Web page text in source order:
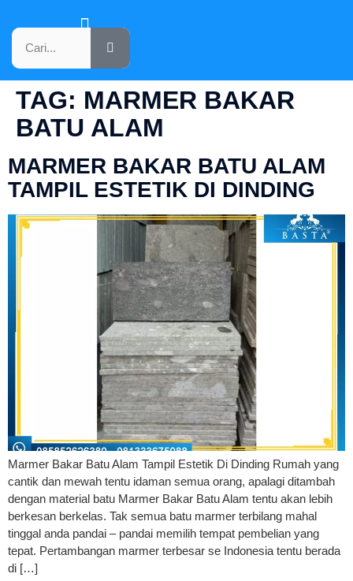
TAG: MARMER BAKAR
BATU ALAM
MARMER BAKAR BATU ALAM
TAMPIL ESTETIK DI DINDING
Marmer Bakar Batu Alam Tampil Estetik Di Dinding Rumah yang
cantik dan mewah tentu idaman semua orang, apalagi ditambah
dengan material batu Marmer Bakar Batu Alam tentu akan lebih
berkesan berkelas. Tak semua batu marmer terbilang mahal
tinggal anda pandai – pandai memilih tempat pembelian yang
tepat. Pertambangan marmer terbesar se Indonesia tentu berada
di […]